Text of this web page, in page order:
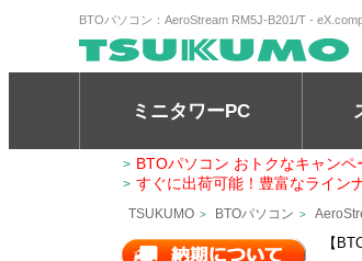
BTOパソコン：AeroStream RM5J-B201/T -
ミニタワーPC
> BTOパソコン おトクなキャンペ
> すぐに出荷可能！豊富なライン
TSUKUMO > BTOパソコン >
【